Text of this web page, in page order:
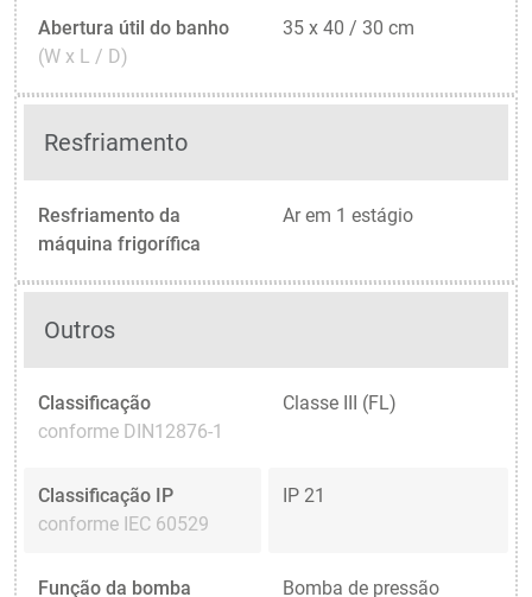
Abertura útil do banho
(W x L / D)
35 x 40 / 30 cm
Resfriamento
Resfriamento da
máquina frigorífica
Ar em 1 estágio
Outros
Classificação
conforme DIN12876-1
Classe III (FL)
Classificação IP
conforme IEC 60529
IP 21
Função da bomba Bomba de pressão